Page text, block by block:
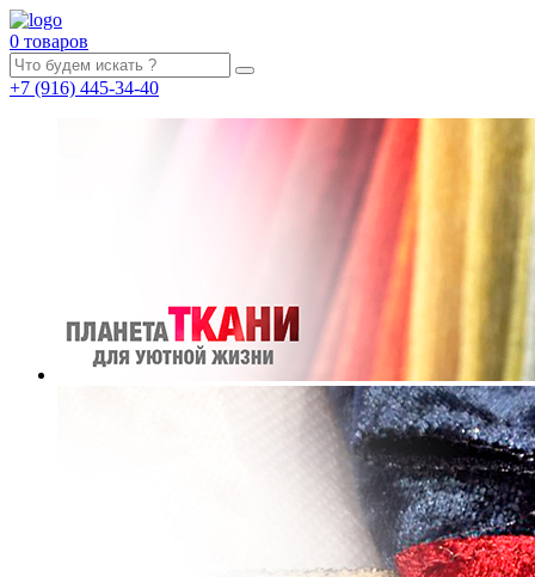
0 товаров
+7 (916) 445-34-40